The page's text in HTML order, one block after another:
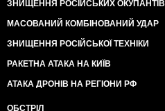
ЗНИЩЕННЯ РОСІЙСЬКИХ ОКУПАНТІВ
МАСОВАНИЙ КОМБІНОВАНИЙ УДАР
ЗНИЩЕННЯ РОСІЙСЬКОЇ ТЕХНІКИ
РАКЕТНА АТАКА НА КИЇВ
АТАКА ДРОНІВ НА РЕГІОНИ РФ
ОБСТРІЛ